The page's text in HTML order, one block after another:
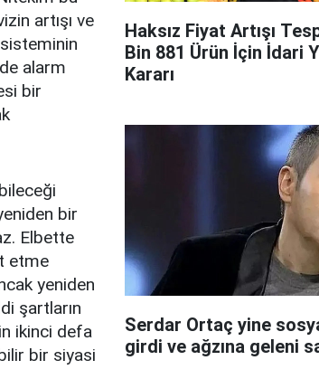
artışı ve
alarm
bir
bir
Elbette
etme
yeniden
şartların
ikinci defa
bir siyasi
Haksız Fiyat Artışı
Bin 881 Ürün İçin İdari
Kararı
Serdar Ortaç yine
girdi ve ağzına geleni